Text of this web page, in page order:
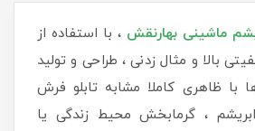
ماشینی بهارنقش ، با استفاده از
بالا و مثال زدنی ، طراحی و تولید
با ظاهری کاملا مشابه تابلو فرش
، گرمابخش محیط زندگی یا